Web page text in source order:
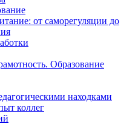
от саморегуляции до
Образование
находками
коллег